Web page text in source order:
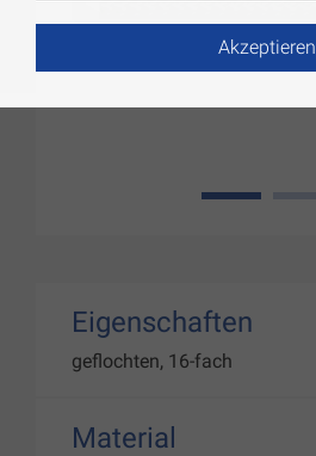
1
Eigenschaften
geflochten, 16-fach
Material
Akzeptieren